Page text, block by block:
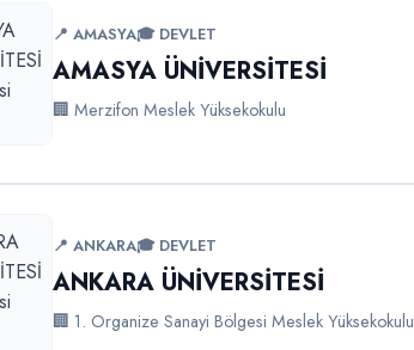
📍 AMASYA🎓 DEVLET
AMASYA ÜNİVERSİTESİ
🏢 Merzifon Meslek Yüksekokulu
📍 ANKARA🎓 DEVLET
ANKARA ÜNİVERSİTESİ
🏢 1. Organize Sanayi Bölgesi Meslek Yüksekokulu